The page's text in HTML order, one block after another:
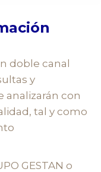
doble canal
y
analizarán con
tal y como
GESTAN o